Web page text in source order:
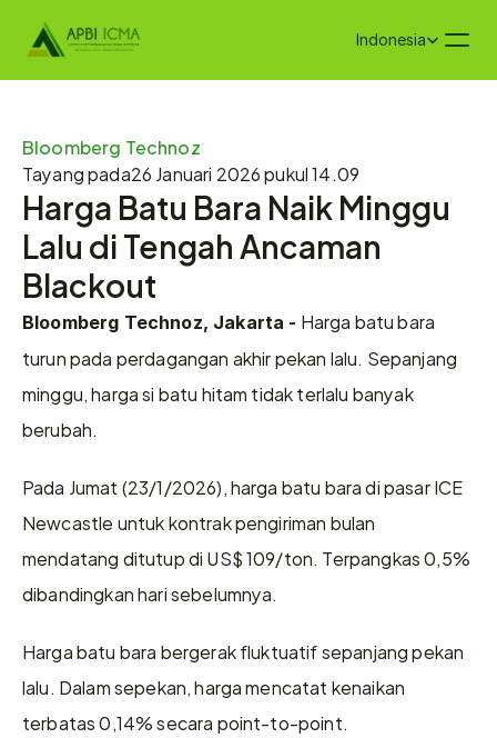
Select Language
Indonesia
Bloomberg Technoz
Tayang pada26 Januari 2026 pukul 14.09
Harga Batu Bara Naik Minggu
Lalu di Tengah Ancaman
Blackout
Bloomberg Technoz, Jakarta - Harga batu bara
turun pada perdagangan akhir pekan lalu. Sepanjang
minggu, harga si batu hitam tidak terlalu banyak
berubah.
Pada Jumat (23/1/2026), harga batu bara di pasar ICE
Newcastle untuk kontrak pengiriman bulan
mendatang ditutup di US$ 109/ton. Terpangkas 0,5%
dibandingkan hari sebelumnya.
Harga batu bara bergerak fluktuatif sepanjang pekan
lalu. Dalam sepekan, harga mencatat kenaikan
terbatas 0,14% secara point-to-point.